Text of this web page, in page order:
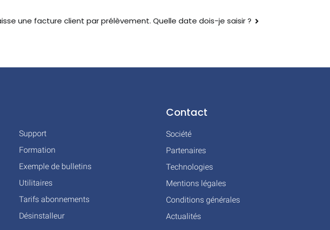
une facture client par prélèvement. Quelle date dois-je saisir ?
Support
Formation
Exemple de bulletins
Utilitaires
Tarifs abonnements
Désinstalleur
Contact
Société
Partenaires
Technologies
Mentions légales
Conditions générales
Actualités